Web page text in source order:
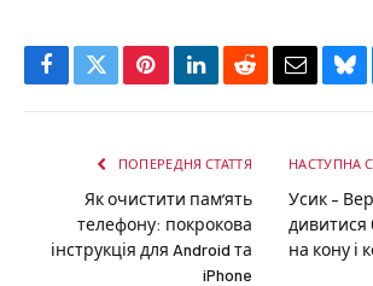
Facebook
TwitterPinterestLinkedInRedditEmail
ПОПЕРЕДНЯ СТАТТЯ
Як очистити пам’ять
телефону: покрокова
інструкція для Android та
iPhone
НАСТУПНА
Усик –
дивитися
на кону і